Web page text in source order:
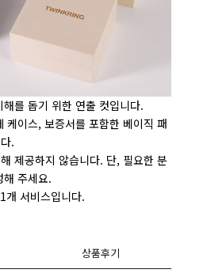
를 돕기 위한 연출 컷입니다.
케이스, 보증서를 포함한 베이직 패
.
제공하지 않습니다. 단, 필요한 분
해 주세요.
개 서비스입니다.
상품후기